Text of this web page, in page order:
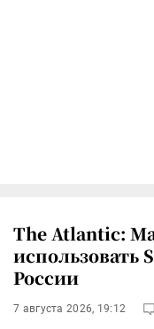
The Atlantic:
использовать
России
7 августа 2026, 19:12